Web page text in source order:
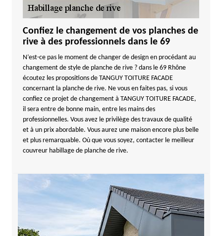
Confiez le changement de vos planches de
rive à des professionnels dans le 69
N’est-ce pas le moment de changer de design en procédant au
changement de style de planche de rive ? dans le 69 Rhône
écoutez les propositions de TANGUY TOITURE FACADE
concernant la planche de rive. Ne vous en faites pas, si vous
confiez ce projet de changement à TANGUY TOITURE FACADE,
il sera entre de bonne main, entre les mains des
professionnelles. Vous avez le privilège des travaux de qualité
et à un prix abordable. Vous aurez une maison encore plus belle
et plus remarquable. Où que vous soyez, contacter le meilleur
couvreur habillage de planche de rive.